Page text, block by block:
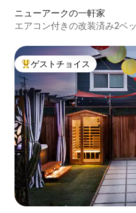
ニューアークの一軒家
エアコン付きの改装済み2ベ
大好評のゲストチョイスです
ゲストチョイス